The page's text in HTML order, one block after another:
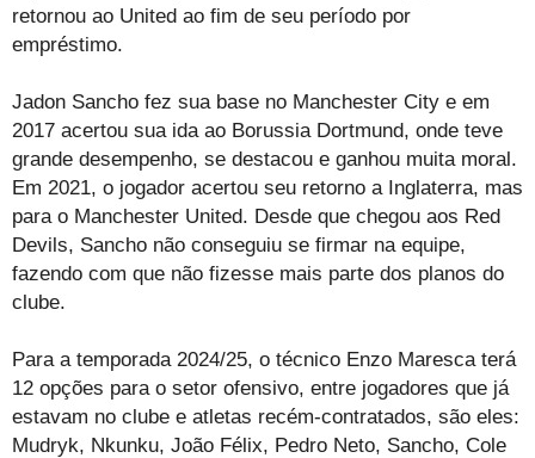
retornou ao United ao fim de seu período por
empréstimo.
Jadon Sancho fez sua base no Manchester City e em
2017 acertou sua ida ao Borussia Dortmund, onde teve
grande desempenho, se destacou e ganhou muita moral.
Em 2021, o jogador acertou seu retorno a Inglaterra, mas
para o Manchester United. Desde que chegou aos Red
Devils, Sancho não conseguiu se firmar na equipe,
fazendo com que não fizesse mais parte dos planos do
clube.
Para a temporada 2024/25, o técnico Enzo Maresca terá
12 opções para o setor ofensivo, entre jogadores que já
estavam no clube e atletas recém-contratados, são eles:
Mudryk, Nkunku, João Félix, Pedro Neto, Sancho, Cole